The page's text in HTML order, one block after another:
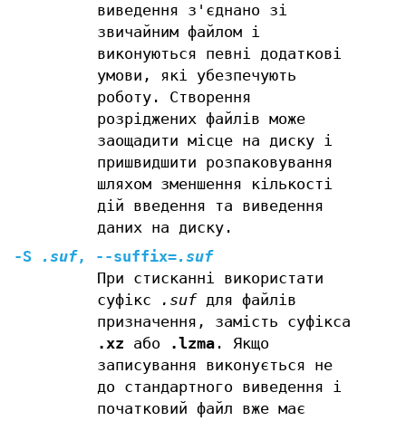
виведення з'єднано зі
звичайним файлом і
виконуються певні додаткові
умови, які убезпечують
роботу. Створення
розріджених файлів може
заощадити місце на диску і
пришвидшити розпаковування
шляхом зменшення кількості
дій введення та виведення
даних на диску.
-S
.suf, --suffix=.suf
При стисканні використати
суфікс
.sufдля файлів
призначення, замість суфікса
.xz або .lzma. Якщо
записування виконується не
до стандартного виведення і
початковий файл вже має